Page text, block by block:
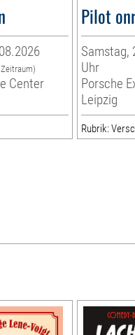
Center
Pilot
Samstag,
Uhr
Porsche
Leipzig
Rubrik: